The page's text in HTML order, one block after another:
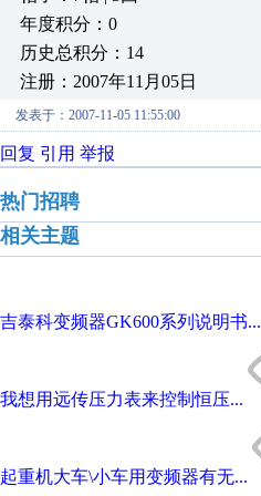
年度积分：0
历史总积分：14
注册：2007年11月05日
发表于：2007-11-05 11:55:00
回复 引用 举报
热门招聘
相关主题
吉泰科变频器GK600系列说明书...
我想用远传压力表来控制恒压...
起重机大车\小车用变频器有无...